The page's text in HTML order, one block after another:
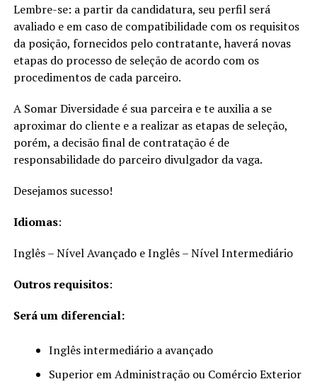
Lembre-se: a partir da candidatura, seu perfil será
avaliado e em caso de compatibilidade com os requisitos
da posição, fornecidos pelo contratante, haverá novas
etapas do processo de seleção de acordo com os
procedimentos de cada parceiro.
A Somar Diversidade é sua parceira e te auxilia a se
aproximar do cliente e a realizar as etapas de seleção,
porém, a decisão final de contratação é de
responsabilidade do parceiro divulgador da vaga.
Desejamos sucesso!
Idiomas:
Inglês – Nível Avançado e Inglês – Nível Intermediário
Outros requisitos:
Será um diferencial:
Inglês intermediário a avançado
Superior em Administração ou Comércio Exterior